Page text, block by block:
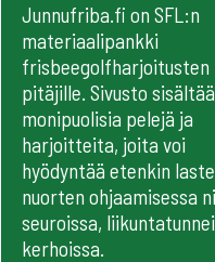
Junnufriba.fi on SFL:n
materiaalipankki
frisbeegolfharjoitusten
pitäjille. Sivusto sisältää
monipuolisia pelejä ja
harjoitteita, joita voi
hyödyntää etenkin
nuorten ohjaamisessa
seuroissa,
kerhoissa.